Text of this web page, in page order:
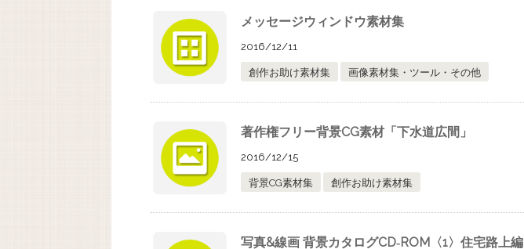
メッセージウィンドウ素材集
2016/12/11
創作お助け素材集 画像素材集・ツール・その他
著作権フリー背景CG素材「下水道広間」
2016/12/15
背景CG素材集 創作お助け素材集
写真&線画 背景カタログCD‐ROM〈1〉住宅路上編